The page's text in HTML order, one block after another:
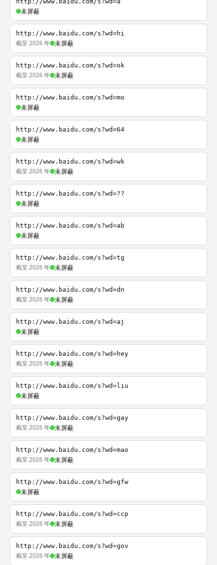
未屏蔽
http://www.baidu.com/s?wd=hi
截至 2026 年 未屏蔽
http://www.baidu.com/s?wd=ok
截至 2026 年 未屏蔽
http://www.baidu.com/s?wd=mo
未屏蔽
http://www.baidu.com/s?wd=64
未屏蔽
http://www.baidu.com/s?wd=wk
截至 2026 年 未屏蔽
http://www.baidu.com/s?wd=??
未屏蔽
http://www.baidu.com/s?wd=ab
未屏蔽
http://www.baidu.com/s?wd=tg
截至 2026 年 未屏蔽
http://www.baidu.com/s?wd=dn
截至 2026 年 未屏蔽
http://www.baidu.com/s?wd=aj
未屏蔽
http://www.baidu.com/s?wd=hey
截至 2026 年 未屏蔽
http://www.baidu.com/s?wd=liu
未屏蔽
http://www.baidu.com/s?wd=gay
截至 2026 年 未屏蔽
http://www.baidu.com/s?wd=mao
截至 2026 年 未屏蔽
http://www.baidu.com/s?wd=gfw
未屏蔽
http://www.baidu.com/s?wd=ccp
截至 2026 年 未屏蔽
http://www.baidu.com/s?wd=gov
截至 2026 年 未屏蔽